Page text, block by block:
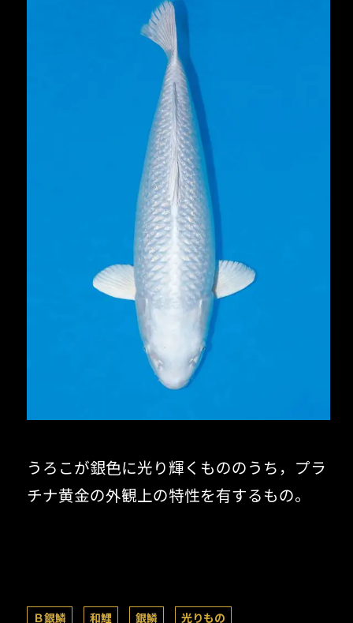
うろこが銀色に光り輝くもののうち，プラ
チナ黄金の外観上の特性を有するもの。
Ｂ銀鱗 和鯉 銀鱗 光りもの